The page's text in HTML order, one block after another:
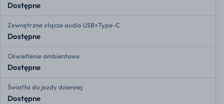
Dostępne
Zewnętrzne złącze audio USB+Type-C
Dostępne
Oświetlenie ambientowe
Dostępne
Światła do jazdy dziennej
Dostępne